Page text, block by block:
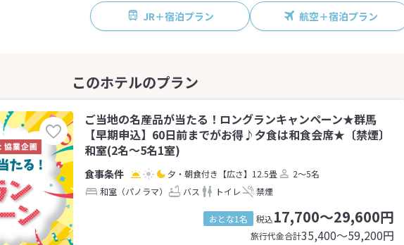
JR＋宿泊プラン 航空＋宿泊プラン
ご当地の名産品が当たる！ロングランキャンペーン★群馬
【早期申込】60日前までがお得♪夕食は和食会席★〔禁煙〕
和室(2名～5名1室)
夕・朝食付き 【広さ】12.5畳
2～5名
和室（パノラマ）
バス トイレ 禁煙
おとな1名 税込17,700～29,600円
旅行代金合計35,400〜59,200円